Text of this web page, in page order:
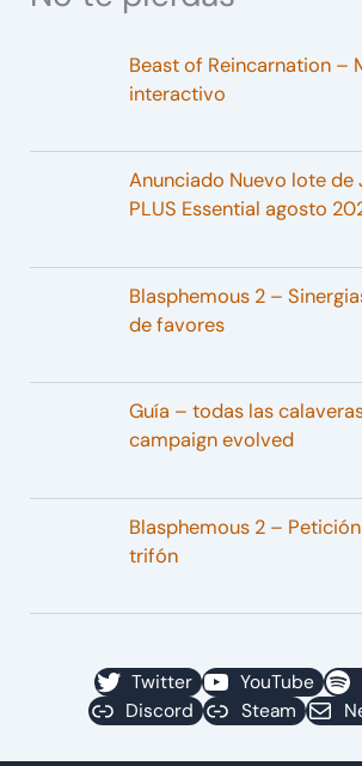
Beast of Reincarnation –
interactivo
Anunciado Nuevo lote de
PLUS Essential agosto
Blasphemous 2 –
de favores
Guía – todas las
campaign evolved
Blasphemous 2 –
trifón
Twitter YouTube
Discord
Steam